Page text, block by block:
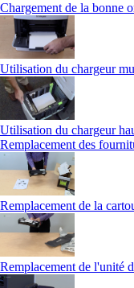
Chargement de la bonne
Utilisation du chargeur
Utilisation du chargeur
Remplacement des
Remplacement de la
Remplacement de l'unité